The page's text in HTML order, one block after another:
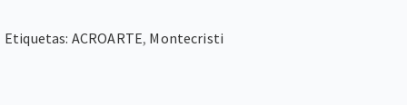
Etiquetas: ACROARTE, Montecristi